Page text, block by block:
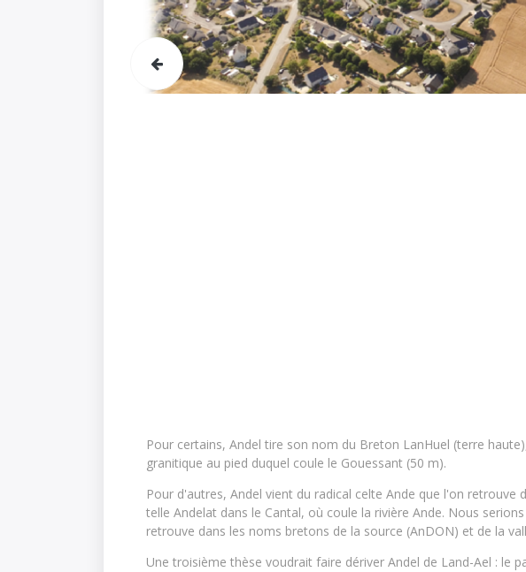
Pour certains, Andel tire son nom du Breton LanHuel (terre
granitique au pied duquel coule le Gouessant (50 m).
Pour d'autres, Andel vient du radical celte Ande que l'on
telle Andelat dans le Cantal, où coule la rivière Ande. Nous
retrouve dans les noms bretons de la source (AnDON) et de la
Une troisième thèse voudrait faire dériver Andel de Land-Ael : le